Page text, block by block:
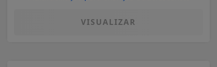
VISUALIZAR